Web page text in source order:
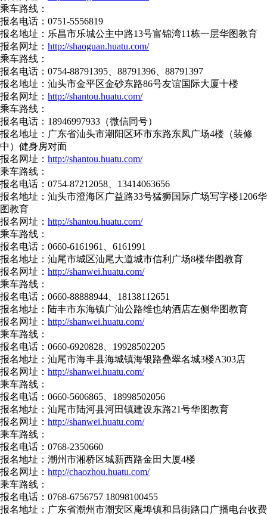
乘车路线：
报名电话：0751-5556819
报名地址：乐昌市乐城公主中路13号富锦湾11栋一层华图教育
报名网址： http://shaoguan.huatu.com/
乘车路线：
报名电话：0754-88791395、88791396、88791397
报名地址：汕头市金平区金砂东路86号友谊国际大厦十楼
报名网址： http://shantou.huatu.com/
乘车路线：
报名电话：18946997933（微信同号）
报名地址：广东省汕头市潮阳区环市东路东凤广场4楼（装修
中）健身房对面
报名网址： http://shantou.huatu.com/
乘车路线：
报名电话：0754-87212058、13414063656
报名地址：汕头市澄海区广益路33号猛狮国际广场写字楼1206华
图教育
报名网址： http://shantou.huatu.com/
乘车路线：
报名电话：0660-6161961、6161991
报名地址：汕尾市城区汕尾大道城市信利广场8楼华图教育
报名网址： http://shanwei.huatu.com/
乘车路线：
报名电话：0660-88888944、18138112651
报名地址：陆丰市东海镇广汕公路维也纳酒店左侧华图教育
报名网址： http://shanwei.huatu.com/
乘车路线：
报名电话：0660-6920828、19928502205
报名地址：汕尾市海丰县海城镇海银路叠翠名城3楼A303店
报名网址： http://shanwei.huatu.com/
乘车路线：
报名电话：0660-5606865、18998502056
报名地址：汕尾市陆河县河田镇建设东路21号华图教育
报名网址： http://shanwei.huatu.com/
乘车路线：
报名电话：0768-2350660
报名地址：潮州市湘桥区城新西路金田大厦4楼
报名网址： http://chaozhou.huatu.com/
乘车路线：
报名电话：0768-6756757 18098100455
报名地址：广东省潮州市潮安区庵埠镇和昌街路口广播电台收费